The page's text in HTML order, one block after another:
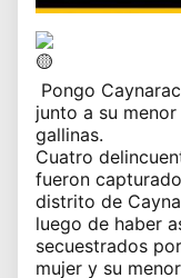
Pongo
junto a su
gallinas.
Cuatro
fueron
distrito de
luego de haber
secuestrados
mujer y su